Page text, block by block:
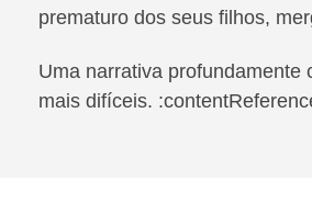
prematuro dos seus filhos,
Uma narrativa profundamente
mais difíceis.